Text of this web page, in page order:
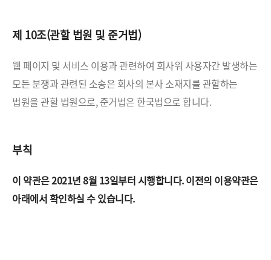
제 10조(관할 법원 및 준거법)
웹 페이지 및 서비스 이용과 관련하여 회사워 사용자간 발생하는
모든 분쟁과 관련된 소송은 회사의 본사 소재지를관할하는
법원을 관할 법원으로, 준거법은 한국법으로 합니다.
부칙
이 약관은 2021년 8월 13일부터 시행합니다.이전의 이용약관은
아래에서 확인하실 수 있습니다.